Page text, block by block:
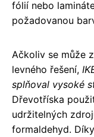
fólií nebo
požadovanou
Ačkoliv se může
levného řešení,
splňoval vysoké
Dřevotříska
udržitelných
formaldehyd.